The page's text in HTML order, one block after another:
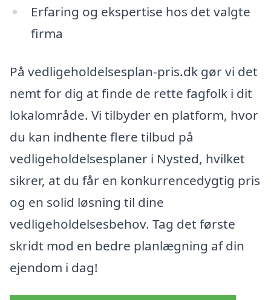
Erfaring og ekspertise hos det valgte
firma
På vedligeholdelsesplan-pris.dk gør vi det
nemt for dig at finde de rette fagfolk i dit
lokalområde. Vi tilbyder en platform, hvor
du kan indhente flere tilbud på
vedligeholdelsesplaner i Nysted, hvilket
sikrer, at du får en konkurrencedygtig pris
og en solid løsning til dine
vedligeholdelsesbehov. Tag det første
skridt mod en bedre planlægning af din
ejendom i dag!